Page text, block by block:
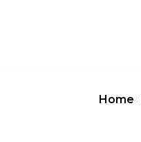
Home